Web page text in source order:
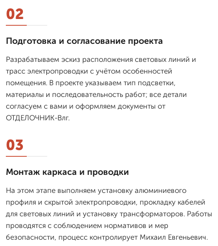
02
Подготовка и согласование проекта
Разрабатываем эскиз расположения световых линий и
трасс электропроводки с учётом особенностей
помещения. В проекте указываем тип подсветки,
материалы и последовательность работ; все детали
согласуем с вами и оформляем документы от
ОТДЕЛОЧНИК-Влг.
03
Монтаж каркаса и проводки
На этом этапе выполняем установку алюминиевого
профиля и скрытой электропроводки, прокладку кабелей
для световых линий и установку трансформаторов. Работы
проводятся с соблюдением нормативов и мер
безопасности, процесс контролирует Михаил Евгеньевич.